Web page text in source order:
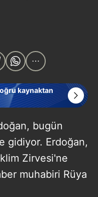
kaynaktan
bugün
gidiyor. Erdoğan,
Zirvesi'ne
muhabiri Rüya